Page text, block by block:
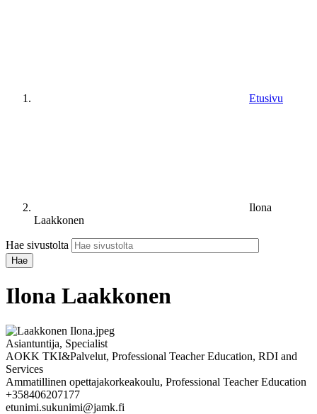
Etusivu
Ilona
Laakkonen
Hae sivustolta
Ilona Laakkonen
Asiantuntija, Specialist
AOKK TKI&Palvelut, Professional Teacher Education, RDI and
Services
Ammatillinen opettajakorkeakoulu, Professional Teacher Education
+358406207177
etunimi.sukunimi@jamk.fi